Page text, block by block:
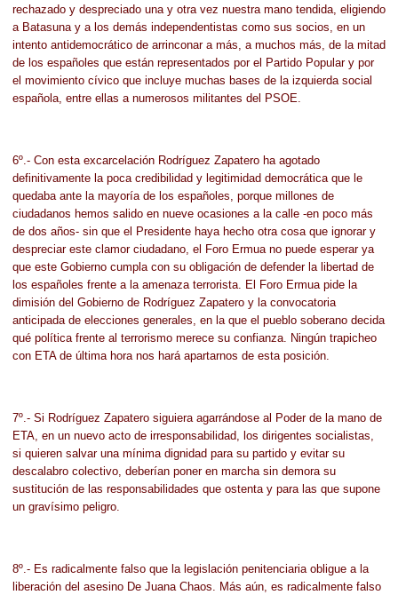
rechazado y despreciado una y otra vez nuestra mano tendida, eligiendo
a Batasuna y a los demás independentistas como sus socios, en un
intento antidemocrático de arrinconar a más, a muchos más, de la mitad
de los españoles que están representados por el Partido Popular y por
el movimiento cívico que incluye muchas bases de la izquierda social
española, entre ellas a numerosos militantes del PSOE.
6º.- Con esta excarcelación Rodríguez Zapatero ha agotado
definitivamente la poca credibilidad y legitimidad democrática que le
quedaba ante la mayoría de los españoles, porque millones de
ciudadanos hemos salido en nueve ocasiones a la calle -en poco más
de dos años- sin que el Presidente haya hecho otra cosa que ignorar y
despreciar este clamor ciudadano, el Foro Ermua no puede esperar ya
que este Gobierno cumpla con su obligación de defender la libertad de
los españoles frente a la amenaza terrorista. El Foro Ermua pide la
dimisión del Gobierno de Rodríguez Zapatero y la convocatoria
anticipada de elecciones generales, en la que el pueblo soberano decida
qué política frente al terrorismo merece su confianza. Ningún trapicheo
con ETA de última hora nos hará apartarnos de esta posición.
7º.- Si Rodríguez Zapatero siguiera agarrándose al Poder de la mano de
ETA, en un nuevo acto de irresponsabilidad, los dirigentes socialistas,
si quieren salvar una mínima dignidad para su partido y evitar su
descalabro colectivo, deberían poner en marcha sin demora su
sustitución de las responsabilidades que ostenta y para las que supone
un gravísimo peligro.
8º.- Es radicalmente falso que la legislación penitenciaria obligue a la
liberación del asesino De Juana Chaos. Más aún, es radicalmente falso